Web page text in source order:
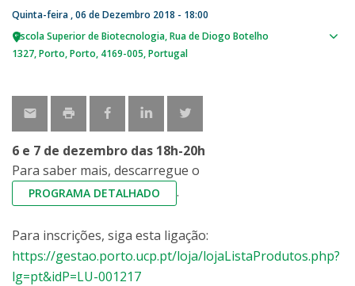
Quinta-feira , 06 de Dezembro 2018 - 18:00
Escola Superior de Biotecnologia Rua de Diogo Botelho
1327 Porto Porto 4169-005 Portugal
6 e 7 de dezembro das 18h-20h
Para saber mais, descarregue o
PROGRAMA DETALHADO .
Para inscrições, siga esta ligação:
https://gestao.porto.ucp.pt/loja/lojaListaProdutos.php?
lg=pt&idP=LU-001217